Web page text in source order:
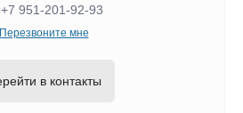
+7 951-201-92-93
Перезвоните мне
в контакты